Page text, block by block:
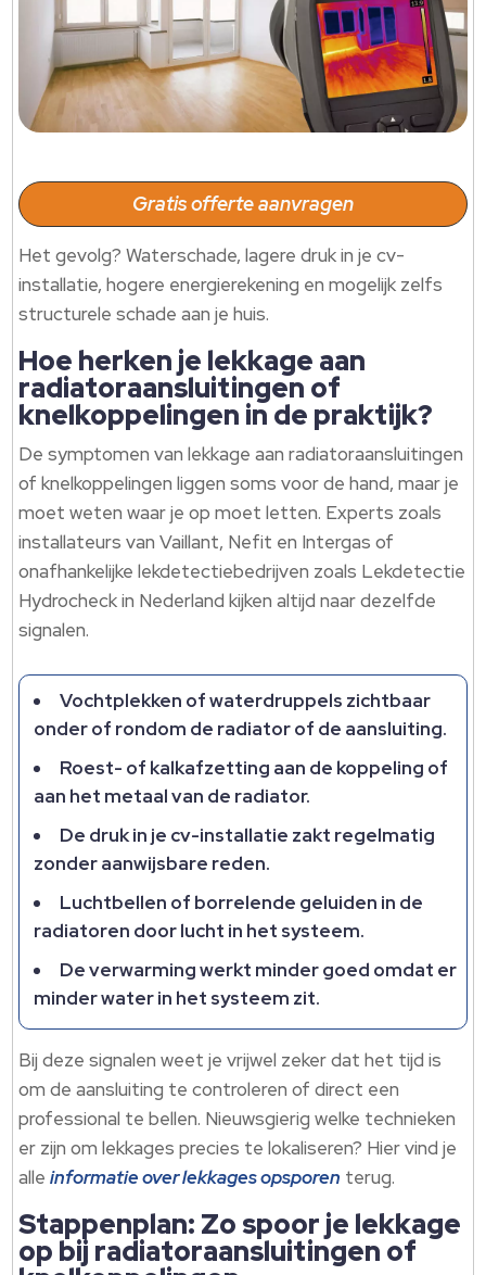
Gratis offerte aanvragen
Het gevolg? Waterschade, lagere druk in je cv-
installatie, hogere energierekening en mogelijk zelfs
structurele schade aan je huis.
Hoe herken je lekkage aan
radiatoraansluitingen of
knelkoppelingen in de praktijk?
De symptomen van lekkage aan radiatoraansluitingen
of knelkoppelingen liggen soms voor de hand, maar je
moet weten waar je op moet letten. Experts zoals
installateurs van Vaillant, Nefit en Intergas of
onafhankelijke lekdetectiebedrijven zoals Lekdetectie
Hydrocheck in Nederland kijken altijd naar dezelfde
signalen.
Vochtplekken of waterdruppels zichtbaar
onder of rondom de radiator of de aansluiting.
Roest- of kalkafzetting aan de koppeling of
aan het metaal van de radiator.
De druk in je cv-installatie zakt regelmatig
zonder aanwijsbare reden.
Luchtbellen of borrelende geluiden in de
radiatoren door lucht in het systeem.
De verwarming werkt minder goed omdat er
minder water in het systeem zit.
Bij deze signalen weet je vrijwel zeker dat het tijd is
om de aansluiting te controleren of direct een
professional te bellen. Nieuwsgierig welke technieken
er zijn om lekkages precies te lokaliseren? Hier vind je
alleinformatie over lekkages opsporen terug.
Stappenplan: Zo spoor je lekkage
op bij radiatoraansluitingen of